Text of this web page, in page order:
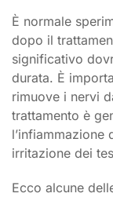
È normale
dopo il
significativo
durata. È
rimuove i nervi
trattamento è
l’infiammazione
irritazione dei
Ecco alcune